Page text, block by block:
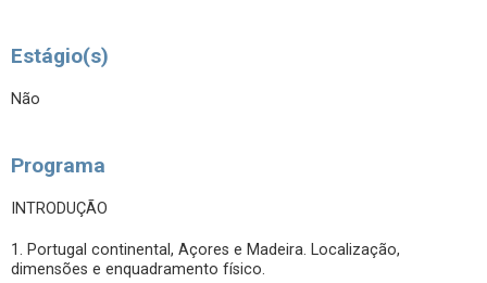
Estágio(s)
Não
Programa
INTRODUÇÃO
1. Portugal continental, Açores e Madeira. Localização,
dimensões e enquadramento físico.